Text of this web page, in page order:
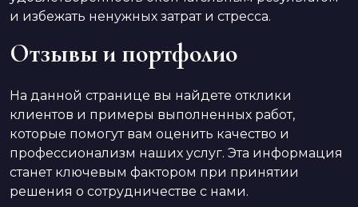
и избежать ненужных затрат и стресса.
Отзывы и портфолио
На данной странице вы найдете отклики
клиентов и примеры выполненных работ,
которые помогут вам оценить качество и
профессионализм наших услуг. Эта информация
станет ключевым фактором при принятии
решения о сотрудничестве с нами.